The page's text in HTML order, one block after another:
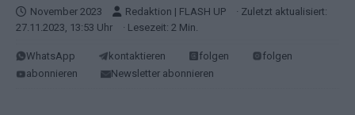
November 2023 Redaktion | FLASH UP
· Zuletzt aktualisiert:
27.11.2023, 13:53 Uhr
· Lesezeit: 2 Min.
WhatsApp kontaktieren folgen
folgen
abonnieren
Newsletter abonnieren